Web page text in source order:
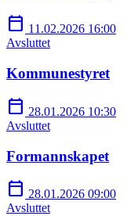
calendar_today 11.02.2026 16:00
Avsluttet
Kommunestyret
calendar_today 28.01.2026 10:30
Avsluttet
Formannskapet
calendar_today 28.01.2026 09:00
Avsluttet